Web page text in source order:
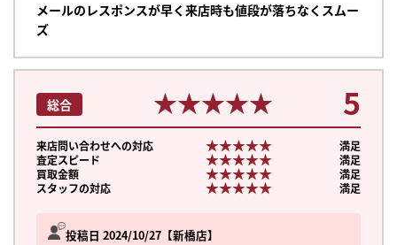
メールのレスポンスが早く来店時も値段が落ちなくスムー
ズ
投稿日 2024/10/27 新橋店
総合 ★★★★★
★★★★★ 5
来店問い合わせへの対応 ★★★★★
★★★★★
満足
査定スピード
★★★★★
★★★★★
満足
買取金額
★★★★★
★★★★★
満足
スタッフの対応
★★★★★
★★★★★ 満足